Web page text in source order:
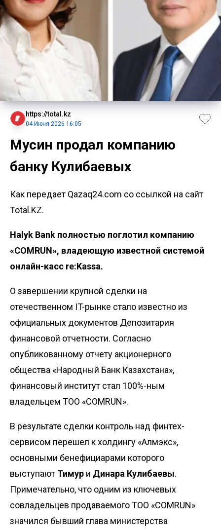
https://total.kz
04 Июня 2026 16:05
Мусин продал компанию
банку Кулибаевых
Как передает Qazaq24.com со ссылкой на сайт
Total.KZ.
Halyk Bank полностью поглотил компанию
«COMRUN», владеющую известной системой
онлайн-касс re:Kassa.
О завершении крупной сделки на
отечественном IT-рынке стало известно из
официальных документов Депозитария
финансовой отчетности. Согласно
опубликованному отчету акционерного
общества «Народный Банк Казахстана»,
финансовый институт стал 100%-ным
владельцем ТОО «COMRUN».
В результате сделки контроль над финтех-
сервисом перешел к холдингу «Алмэкс»,
основными бенефициарами которого
выступают Тимур и Динара Кулибаевы.
Примечательно, что одним из ключевых
совладельцев продаваемого ТОО «COMRUN»
значился бывший глава министерства